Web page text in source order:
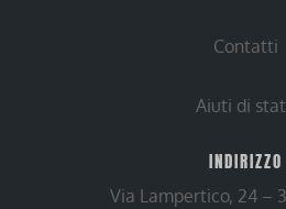
Contatti
Aiuti di
INDIRIZZO
Via Lampertico, 24 –